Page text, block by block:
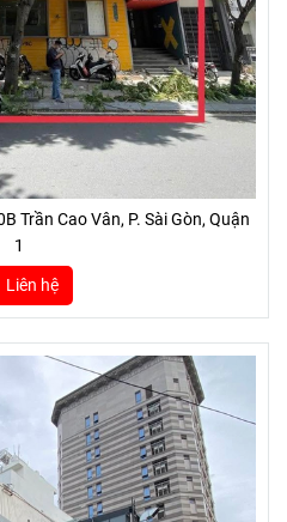
Trần Cao Vân, P. Sài Gòn, Quận
1
Liên hệ